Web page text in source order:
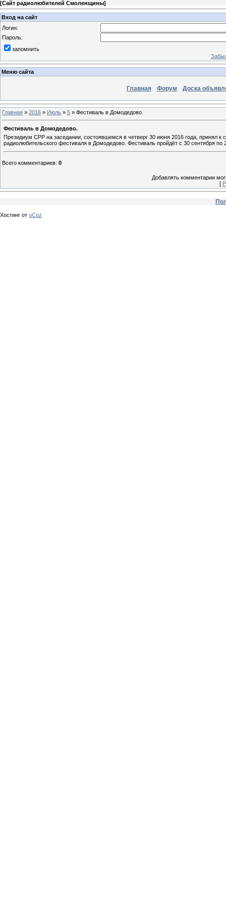
[Сайт радиолюбителей Смоленщины]
Вход на сайт
Логин:
Пароль:
запомнить
Меню сайта
Главная Форум Доска
Главная » 2016 » Июль » 5 » Фестиваль в Домодедово.
Фестиваль в Домодедово.
Президиум СРР на заседании, состоявшемся в четверг 30 июня 2016 года, принял
радиолюбительского фестиваля в Домодедово. Фестиваль пройдёт с 30 сентября
Всего комментариев: 0
Добавлять комментарии
[
Хостинг от uCoz